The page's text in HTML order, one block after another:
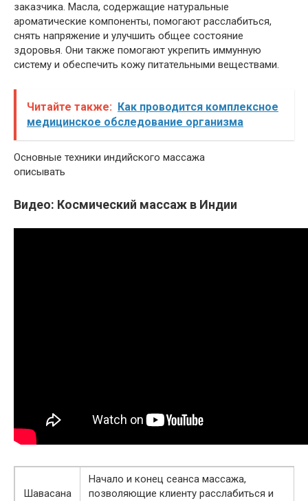
заказчика. Масла, содержащие натуральные
ароматические компоненты, помогают расслабиться,
снять напряжение и улучшить общее состояние
здоровья. Они также помогают укрепить иммунную
систему и обеспечить кожу питательными веществами.
Читайте также:
Как проводится комплексное
медицинское обследование организма
Основные техники индийского массажа
описывать
Видео: Космический массаж в Индии
Шавасана
Начало и конец сеанса массажа,
позволяющие клиенту расслабиться и